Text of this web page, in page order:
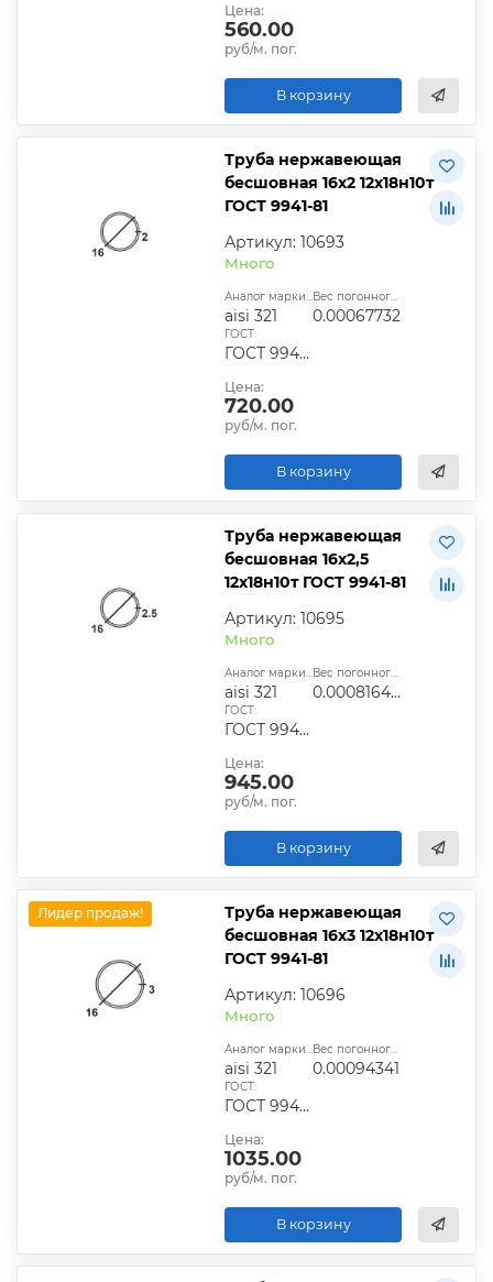
Цена:
560.00
руб/м. пог.
В корзину
Труба нержавеющая
бесшовная 16х2 12х18н10т
ГОСТ 9941-81
Артикул: 10693
Много
Аналог марки стали:
aisi 321
Вес погонного метра, т.:
0.00067732
ГОСТ:
ГОСТ 9940-81, ГОСТ 9941-81, ГОСТ 24030-80, ГОСТ 10498-82
Цена:
720.00
руб/м. пог.
В корзину
Труба нержавеющая
бесшовная 16х2,5
12х18н10т ГОСТ 9941-81
Артикул: 10695
Много
Аналог марки стали:
aisi 321
Вес погонного метра, т.:
0.0008164125
ГОСТ:
ГОСТ 9940-81, ГОСТ 9941-81, ГОСТ 24030-80, ГОСТ 10498-82
Цена:
945.00
руб/м. пог.
В корзину
Лидер продаж!
Труба нержавеющая
бесшовная 16х3 12х18н10т
ГОСТ 9941-81
Артикул: 10696
Много
Аналог марки стали:
aisi 321
Вес погонного метра, т.:
0.00094341
ГОСТ:
ГОСТ 9940-81, ГОСТ 9941-81, ГОСТ 24030-80, ГОСТ 10498-82
Цена:
1035.00
руб/м. пог.
В корзину